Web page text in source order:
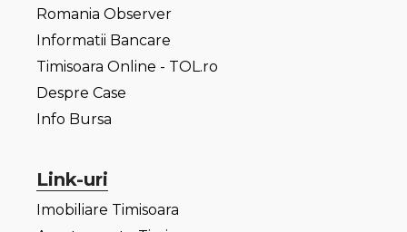
Romania Observer
Informatii Bancare
Timisoara Online - TOL.ro
Despre Case
Info Bursa
Link-uri
Imobiliare Timisoara